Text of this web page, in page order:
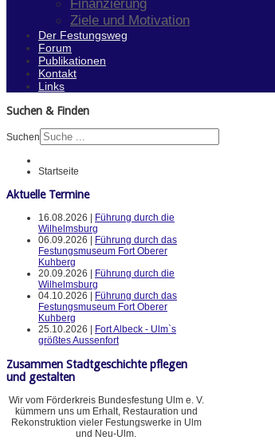
Finanzierung
Ziele und Motivation
Der Festungsweg
Forum
Publikationen
Kontakt
Links
Suchen & Finden
Suchen
Startseite
Aktuelle Termine
16.08.2026 |
Führung durch die
Wilhelmsburg
06.09.2026 |
Führung durch das
Festungsmuseum Fort Oberer
Kuhberg
20.09.2026 |
Führung durch die
Wilhelmsburg
04.10.2026 |
Führung durch das
Festungsmuseum Fort Oberer
Kuhberg
25.10.2026 |
Fort Albeck - Ulm`s
größtes Aussenfort
Zusammen Stadtgeschichte pflegen
und gestalten
Wir vom Förderkreis Bundesfestung Ulm e. V.
kümmern uns um Erhalt, Restauration und
Rekonstruktion vieler Festungswerke in Ulm
und Neu-Ulm.